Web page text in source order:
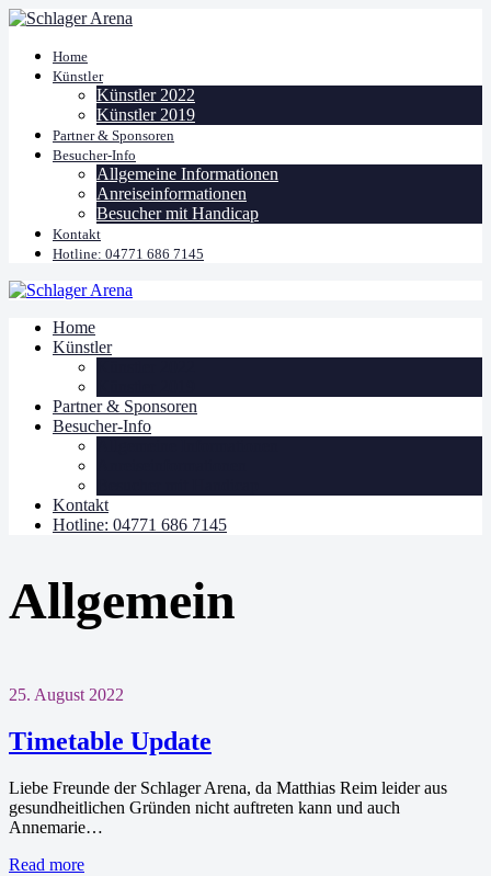
Home
Künstler
Künstler 2022
Künstler 2019
Partner & Sponsoren
Besucher-Info
Allgemeine Informationen
Anreiseinformationen
Besucher mit Handicap
Kontakt
Hotline: 04771 686 7145
Home
Künstler
Partner & Sponsoren
Besucher-Info
Kontakt
Hotline: 04771 686 7145
Allgemein
25. August 2022
Timetable Update
Liebe Freunde der Schlager Arena, da Matthias Reim leider aus
gesundheitlichen Gründen nicht auftreten kann und auch
Annemarie…
Read more